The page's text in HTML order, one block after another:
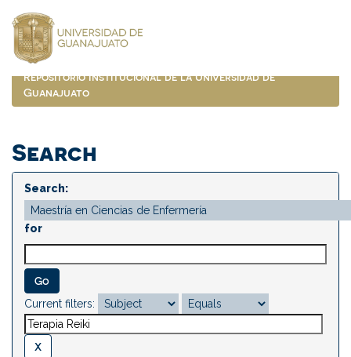
navigation
Repositorio Institucional de la Universidad de
Guanajuato
Search
Search:
for
Current filters: